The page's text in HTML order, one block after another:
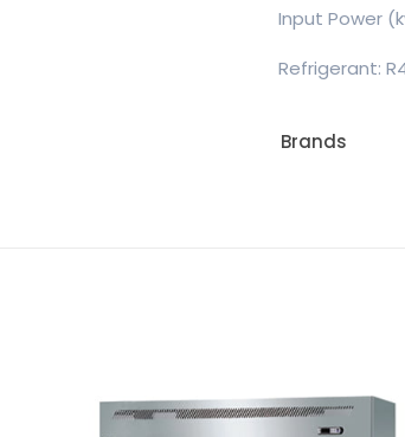
Input Power
Refrigerant:
Brands